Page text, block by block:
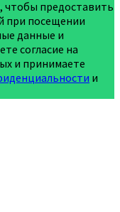
чтобы предоставить
при посещении
данные и
согласие на
и принимаете
и